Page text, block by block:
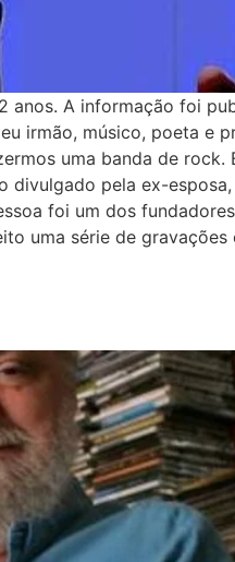
anos. A informação foi
irmão, músico, poeta e
uma banda de rock.
divulgado pela ex-esposa,
foi um dos
uma série de gravações